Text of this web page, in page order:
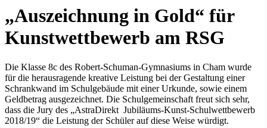
„Auszeichnung in Gold“ für
Kunstwettbewerb am RSG
Die Klasse 8c des Robert-Schuman-Gymnasiums in Cham wurde
für die herausragende kreative Leistung bei der Gestaltung einer
Schrankwand im Schulgebäude mit einer Urkunde, sowie einem
Geldbetrag ausgezeichnet. Die Schulgemeinschaft freut sich sehr,
dass die Jury des „AstraDirekt Jubiläums-Kunst-Schulwettbewerb
2018/19“ die Leistung der Schüler auf diese Weise würdigt.